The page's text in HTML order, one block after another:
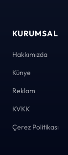
KURUMSAL
Hakkımızda
Künye
Reklam
KVKK
Çerez Politikası